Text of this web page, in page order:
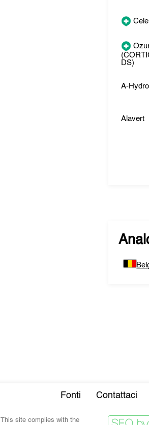
DS)
A-
Alavert
Fonti Contattaci
This site complies with the